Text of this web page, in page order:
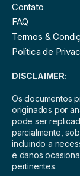
Contato
FAQ
Termos &
Política de
DISCLAIMER:
Os documentos
originados por
pode ser
parcialmente,
incluindo a
e danos
pertinentes.